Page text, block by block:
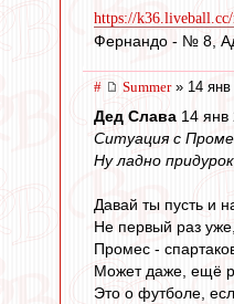
https://
Фернандо - № 8,
# Summer» 14 янв
Дед Слава 14 янв
Ситуация с
Ну ладно
Давай ты пусть и
Не первый раз
Промес -
Может даже, ещё
Это о футболе,